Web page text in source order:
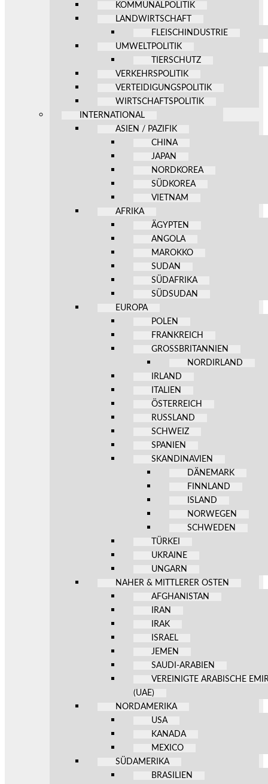
KOMMUNALPOLITIK
LANDWIRTSCHAFT
FLEISCHINDUSTRIE
UMWELTPOLITIK
TIERSCHUTZ
VERKEHRSPOLITIK
VERTEIDIGUNGSPOLITIK
WIRTSCHAFTSPOLITIK
INTERNATIONAL
ASIEN / PAZIFIK
CHINA
JAPAN
NORDKOREA
SÜDKOREA
VIETNAM
AFRIKA
ÄGYPTEN
ANGOLA
MAROKKO
SUDAN
SÜDAFRIKA
SÜDSUDAN
EUROPA
POLEN
FRANKREICH
GROSSBRITANNIEN
NORDIRLAND
IRLAND
ITALIEN
ÖSTERREICH
RUSSLAND
SCHWEIZ
SPANIEN
SKANDINAVIEN
DÄNEMARK
FINNLAND
ISLAND
NORWEGEN
SCHWEDEN
TÜRKEI
UKRAINE
UNGARN
NAHER & MITTLERER OSTEN
AFGHANISTAN
IRAN
IRAK
ISRAEL
JEMEN
SAUDI-ARABIEN
VEREINIGTE ARABISCHE
(UAE)
NORDAMERIKA
USA
KANADA
MEXICO
SÜDAMERIKA
BRASILIEN